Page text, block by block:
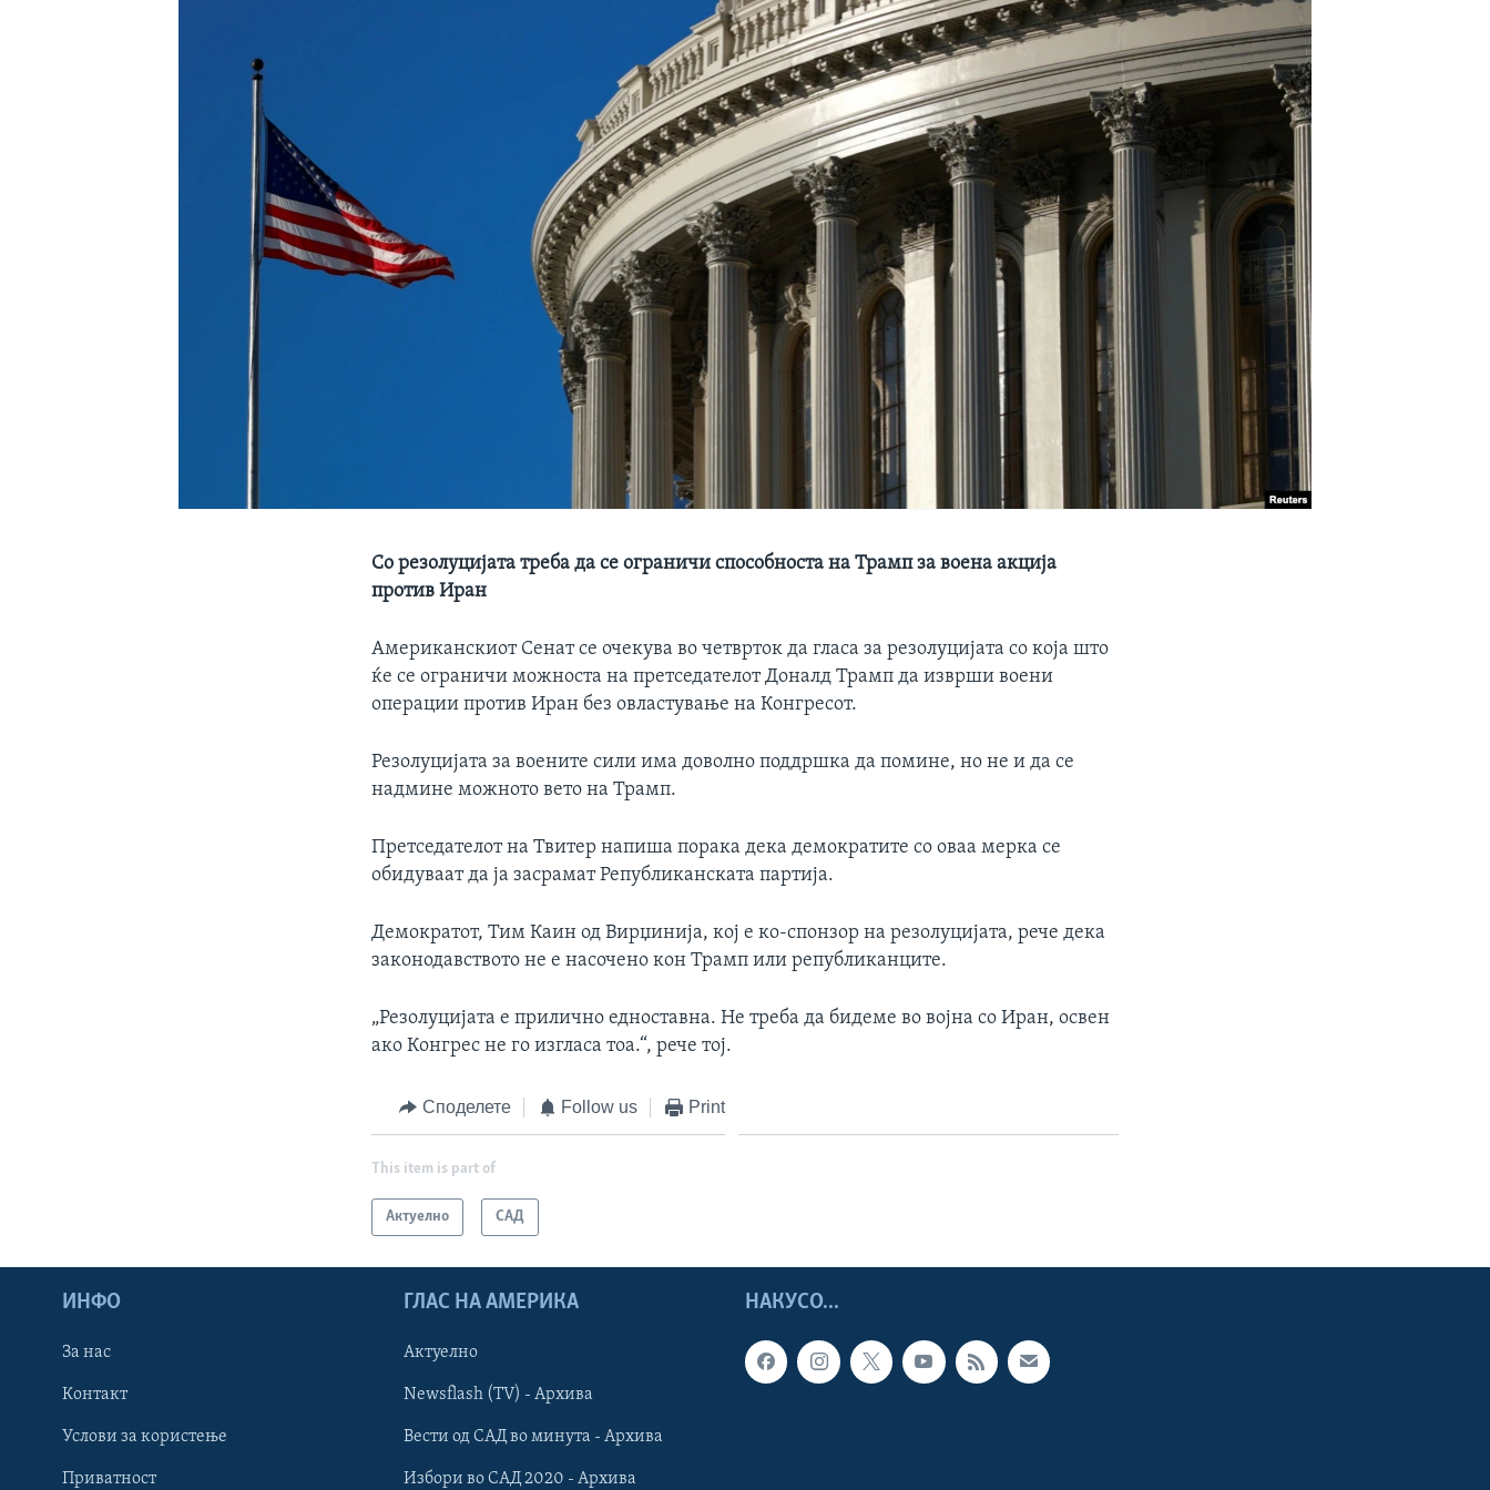
Learning English
Со резолуцијата треба да се ограничи способноста на Трамп за воена акција
против Иран
Американскиот Сенат се очекува во четврток да гласа за резолуцијата со која што
ќе се ограничи можноста на претседателот Доналд Трамп да изврши воени
операции против Иран без овластување на Конгресот.
Резолуцијата за воените сили има доволно поддршка да помине, но не и да се
надмине можното вето на Трамп.
Претседателот на Твитер напиша порака дека демократите со оваа мерка се
обидуваат да ја засрамат Републиканската партија.
Демократот, Тим Каин од Вирџинија, кој е ко-спонзор на резолуцијата, рече дека
законодавството не е насочено кон Трамп или републиканците.
„Резолуцијата е прилично едноставна. Не треба да бидеме во војна со Иран, освен
ако Конгрес не го изгласа тоа.“, рече тој.
Споделете Follow us Print
This item is part of
Актуелно САД
НАКУСО...
ИНФО
За нас
Контакт
Услови за користење
Приватност
ГЛАС НА АМЕРИКА
Актуелно
Newsflash (TV) - Архива
Вести од САД во минута - Архива
Избори во САД 2020 - Архива